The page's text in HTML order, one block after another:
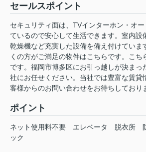
セールスポイント
セキュリティ面は、TVインターホン・オ
ているので安心して生活できます。室内設
乾燥機など充実した設備を備え付けていま
くの方がご満足の物件はこちらです。こち
です。福岡市博多区にお引っ越しが決まっ
社にお任せください。当社では豊富な賃貸
客様からのお問い合わせをお待ちしており
ポイント
ネット使用料不要 エレベータ 脱衣所
ック